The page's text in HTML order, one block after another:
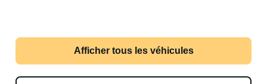
Afficher tous les véhicules